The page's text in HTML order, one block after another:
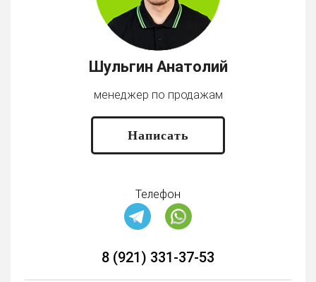
Шульгин Анатолий
менеджер по продажам
Написать
Телефон
8 (921) 331-37-53